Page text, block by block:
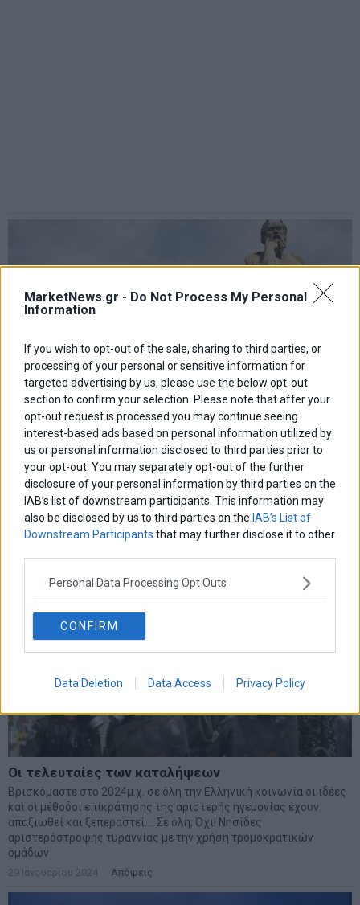
MarketNews.gr - Do Not Process My Personal
Information
If you wish to opt-out of the sale, sharing to third parties, or
processing of your personal or sensitive information for
targeted advertising by us, please use the below opt-out
section to confirm your selection. Please note that after your
opt-out request is processed you may continue seeing
interest-based ads based on personal information utilized by
us or personal information disclosed to third parties prior to
your opt-out. You may separately opt-out of the further
disclosure of your personal information by third parties on the
IAB’s list of downstream participants. This information may
also be disclosed by us to third parties on the IAB’s List of
Downstream Participants that may further disclose it to other
Personal Data Processing Opt Outs
CONFIRM
Data Deletion Data Access Privacy Policy
Για την ιδιωτικοποίηση των Πανεπιστημίων (σε
τίτλους)
Σε δημόσια ηλεκτρονική διαβούλευση έθεσε μέχρι και 18
Φεβρουαρίου η κυβέρνηση το πολυνομοσχέδιο με το οποίο θα
επιτρέπεται η ίδρυση μη κρατικών πανεπιστημίων. Επιχειρεί
λοιπόν να παρανομήσει απολύτως συνειδητά και να κάνει
13 Φεβρουαρίου 2024 Απόψεις
Οι τελευταίες των καταλήψεων
Βρισκόμαστε στο 2024μ.χ. σε όλη την Ελληνική κοινωνία οι ιδέες
και οι μέθοδοι επικράτησης της αριστερής ηγεμονίας έχουν
απαξιωθεί και ξεπεραστεί…. Σε όλη; Όχι! Νησίδες
αριστερόστροφης τυραννίας με την χρήση τρομοκρατικών
ομάδων
29 Ιανουαρίου 2024 Απόψεις